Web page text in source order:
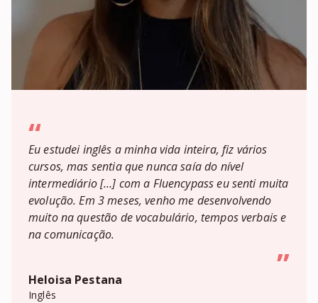
“
Eu estudei inglês a minha vida inteira, fiz vários
cursos, mas sentia que nunca saía do nível
intermediário […] com a Fluencypass eu senti muita
evolução. Em 3 meses, venho me desenvolvendo
muito na questão de vocabulário, tempos verbais e
na comunicação.
”
Heloisa Pestana
Inglês